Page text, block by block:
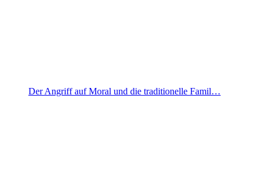
Der Angriff auf Moral und die traditionelle Famil…